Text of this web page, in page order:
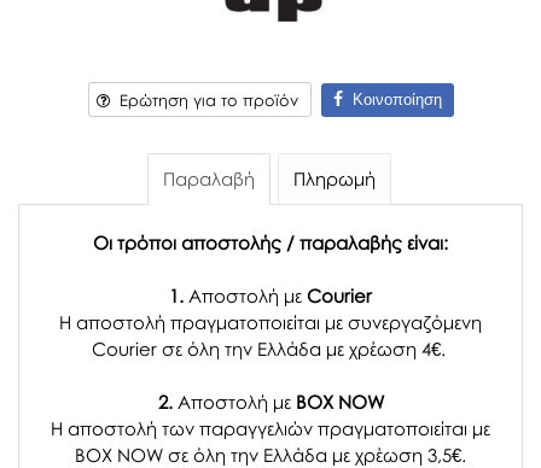
Ερώτηση για το προϊόν Κοινοποίηση
Παραλαβή Πληρωμή
Οι τρόποι αποστολής / παραλαβής είναι:
1. Αποστολή με Courier
Η αποστολή πραγματοποιείται με συνεργαζόμενη
Courier σε όλη την Ελλάδα με χρέωση 4€.
2. Αποστολή μεBOX NOW
Η αποστολή των παραγγελιών πραγματοποιείται με
BOX NOW σε όλη την Ελλάδα με χρέωση 3,5€.